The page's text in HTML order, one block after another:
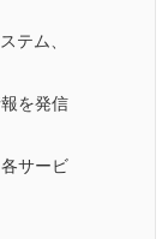
テム、
を発信
サービ